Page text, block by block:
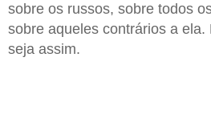
sobre os russos, sobre todos
sobre aqueles contrários a
seja assim.